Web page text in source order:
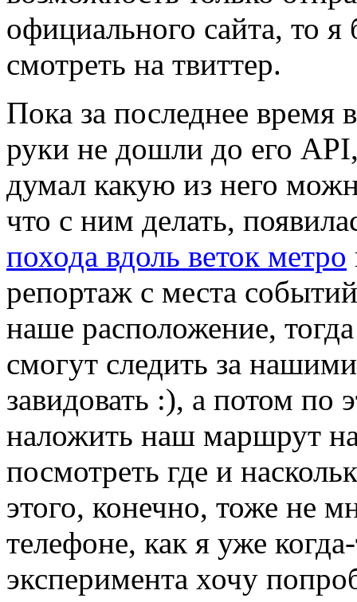
официального сайта, то
смотреть на твиттер.
Пока за последнее время
руки не дошли до его
думал какую из него
что с ним делать,
похода вдоль веток метро
репортаж с места
наше расположение,
смогут следить за
завидовать :), а потом
наложить наш маршрут
посмотреть где и
этого, конечно, тоже не
телефоне, как я уже
эксперимента хочу